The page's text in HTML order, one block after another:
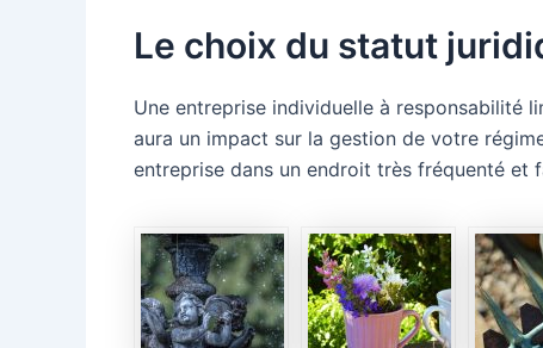
Le choix du statut
Une entreprise individuelle à responsabilité
aura un impact sur la gestion de votre
entreprise dans un endroit très fréquenté et